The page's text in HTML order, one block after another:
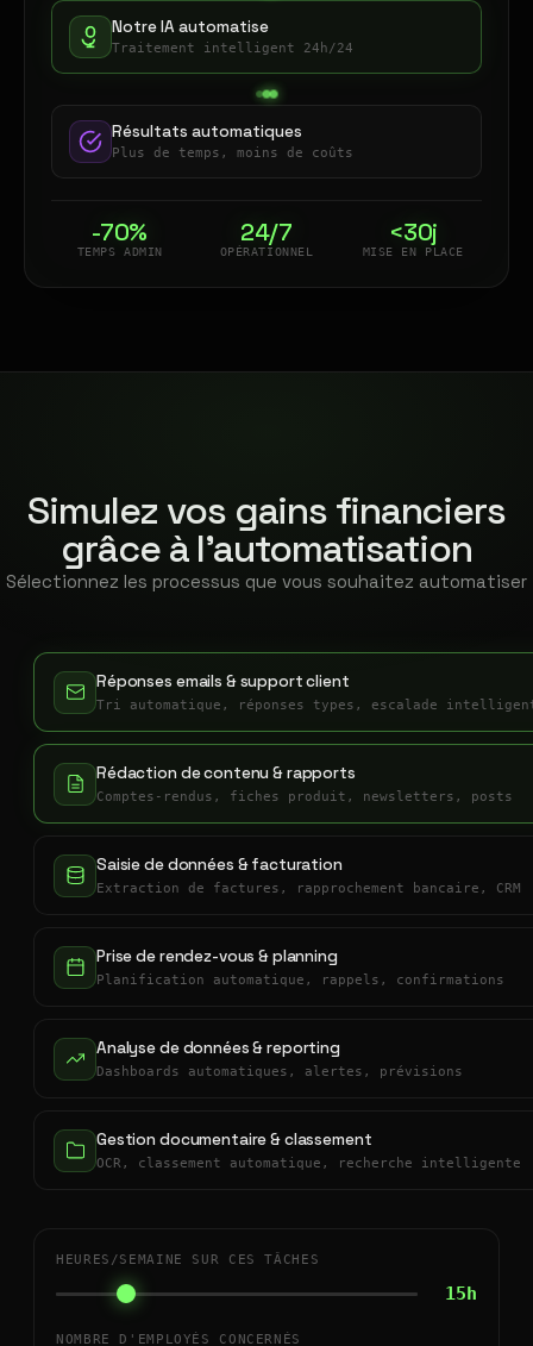
Notre IA automatise
Traitement intelligent 24h/24
Résultats automatiques
Plus de temps, moins de coûts
-70%
TEMPS ADMIN
24/7
OPÉRATIONNEL
<30j
MISE EN PLACE
Simulez vos gains financiers
grâce à l'automatisation
Sélectionnez les processus que vous souhaitez automatiser
Réponses emails & support client
Tri automatique, réponses types, escalade
Rédaction de contenu & rapports
Comptes-rendus, fiches produit, newsletters, posts
Saisie de données & facturation
Extraction de factures, rapprochement bancaire, CRM
Prise de rendez-vous & planning
Planification automatique, rappels, confirmations
Analyse de données & reporting
Dashboards automatiques, alertes, prévisions
Gestion documentaire & classement
OCR, classement automatique, recherche intelligente
HEURES/SEMAINE SUR CES TÂCHES
15h
NOMBRE D'EMPLOYÉS CONCERNÉS